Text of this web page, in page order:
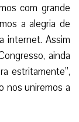
com grande
a alegria de
internet. Assim
ainda
estritamente”,
nos uniremos a